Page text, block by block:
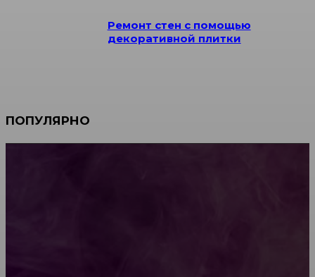
Ремонт стен с помощью
декоративной плитки
ПОПУЛЯРНО